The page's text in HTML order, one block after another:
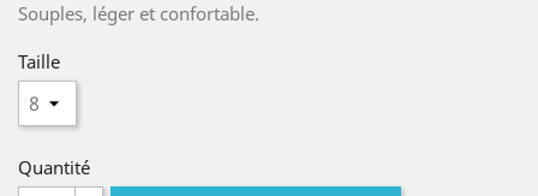
Souples, léger et confortable.
Taille
Quantité